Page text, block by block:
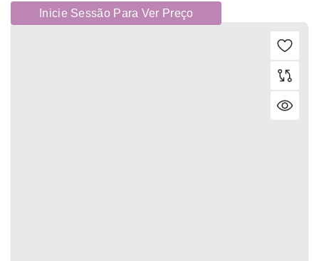
Inicie Sessão Para Ver Preço